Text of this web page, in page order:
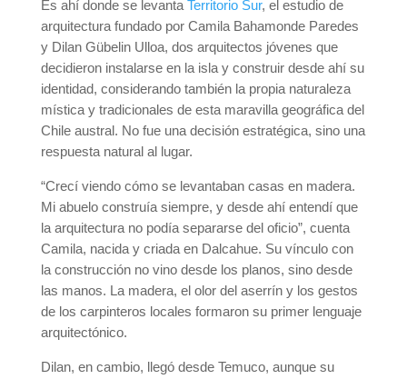
Es ahí donde se levantaTerritorio Sur, el estudio de
arquitectura fundado por Camila Bahamonde Paredes
y Dilan Gübelin Ulloa, dos arquitectos jóvenes que
decidieron instalarse en la isla y construir desde ahí su
identidad, considerando también la propia naturaleza
mística y tradicionales de esta maravilla geográfica del
Chile austral. No fue una decisión estratégica, sino una
respuesta natural al lugar.
“Crecí viendo cómo se levantaban casas en madera.
Mi abuelo construía siempre, y desde ahí entendí que
la arquitectura no podía separarse del oficio”, cuenta
Camila, nacida y criada en Dalcahue. Su vínculo con
la construcción no vino desde los planos, sino desde
las manos. La madera, el olor del aserrín y los gestos
de los carpinteros locales formaron su primer lenguaje
arquitectónico.
Dilan, en cambio, llegó desde Temuco, aunque su